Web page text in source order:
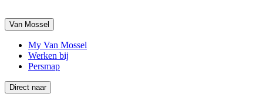
Van Mossel
My Van Mossel
Werken bij
Persmap
Direct naar